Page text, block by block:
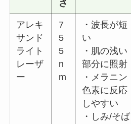
さ
アレキ
サンド
ライト
レーザ
ー
7
5
5
n
m
・波長が短
い
・肌の浅い
部分に照射
・メラニン
色素に反応
しやすい
・しみ/そば